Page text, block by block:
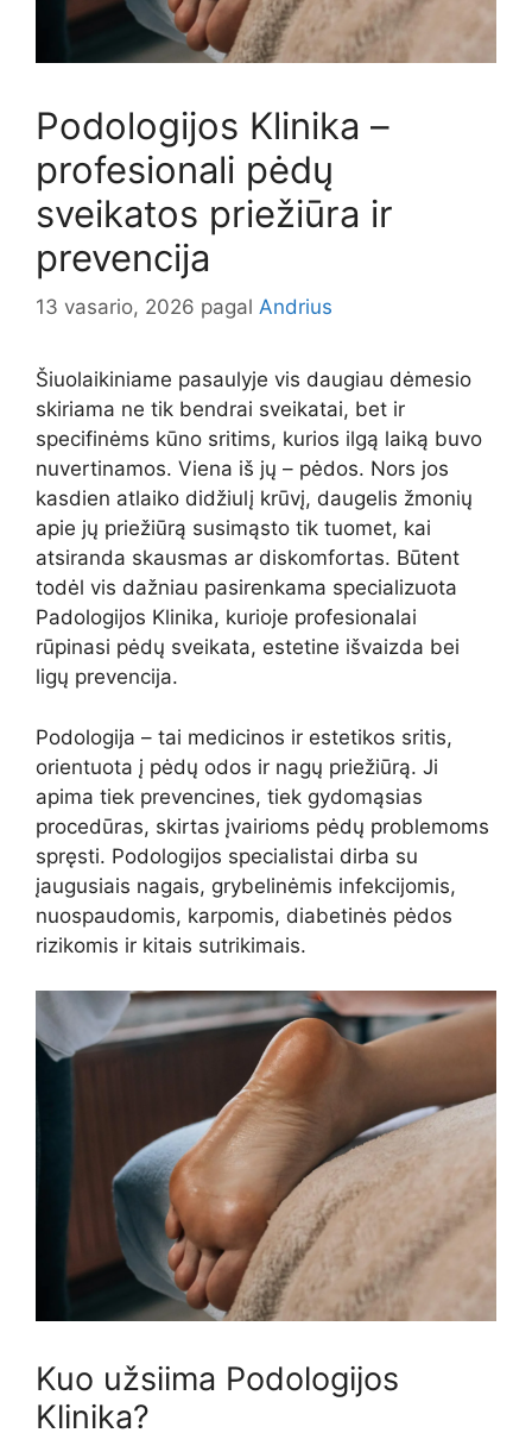
Podologijos Klinika –
profesionali pėdų
sveikatos priežiūra ir
prevencija
13 vasario, 2026 pagal Andrius
Šiuolaikiniame pasaulyje vis daugiau dėmesio
skiriama ne tik bendrai sveikatai, bet ir
specifinėms kūno sritims, kurios ilgą laiką buvo
nuvertinamos. Viena iš jų – pėdos. Nors jos
kasdien atlaiko didžiulį krūvį, daugelis žmonių
apie jų priežiūrą susimąsto tik tuomet, kai
atsiranda skausmas ar diskomfortas. Būtent
todėl vis dažniau pasirenkama specializuota
Padologijos Klinika, kurioje profesionalai
rūpinasi pėdų sveikata, estetine išvaizda bei
ligų prevencija.
Podologija – tai medicinos ir estetikos sritis,
orientuota į pėdų odos ir nagų priežiūrą. Ji
apima tiek prevencines, tiek gydomąsias
procedūras, skirtas įvairioms pėdų problemoms
spręsti. Podologijos specialistai dirba su
įaugusiais nagais, grybelinėmis infekcijomis,
nuospaudomis, karpomis, diabetinės pėdos
rizikomis ir kitais sutrikimais.
Kuo užsiima Podologijos
Klinika?